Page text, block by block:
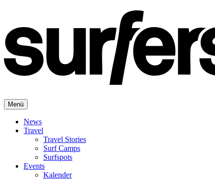
Menü
News
Travel
Travel Stories
Surf Camps
Surfspots
Events
Kalender